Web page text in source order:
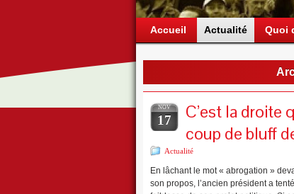
Accueil Actualité Quoi
NOV
17
C’est la droite
coup de bluff
Actualité
En lâchant le mot « abrogation »
son propos, l’ancien président a